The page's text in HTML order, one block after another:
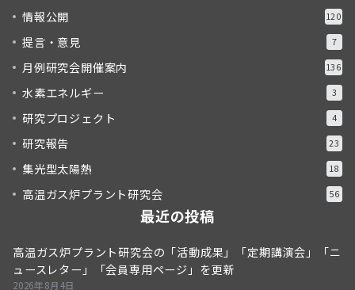
情報公開 120
提言・意見 7
月例研究会開催案内 136
水素エネルギー 3
研究プロジェクト 4
研究報告 23
集光型太陽熱 18
高温ガス炉プラント研究会 56
最近の投稿
高温ガス炉プラント研究会の「活動成果」「定期講演会」「ニ
ュースレター」「会員専用ページ」を更新
2026年8月4日